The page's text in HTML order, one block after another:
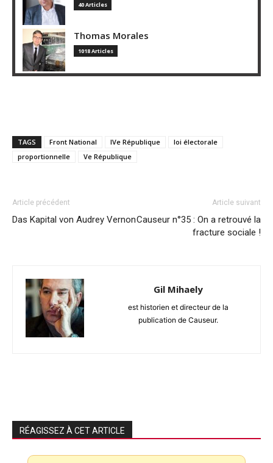
40 Articles
Thomas Morales
1018 Articles
TAGS Front National IVe République
loi électorale
proportionnelle
Ve République
Article précédent
Das Kapital von Audrey Vernon
Article suivant
Causeur n°35 : On a retrouvé la
fracture sociale !
Gil Mihaely
est historien et directeur de la
publication de Causeur.
RÉAGISSEZ À CET ARTICLE